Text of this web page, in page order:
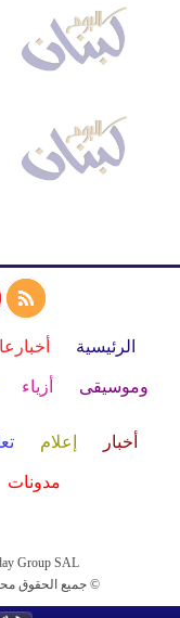
الرئيسية
وموسيقى أزياء
أخبار إعلام
مدونات
Group SAL
جميع الحقوق محفوظة لمجموعة العرب اليوم الاعلامية 2025 ©